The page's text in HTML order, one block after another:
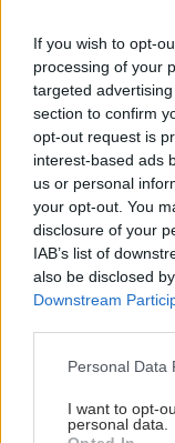
If you wish to opt-
processing of your
targeted
section to confirm
opt-out request is
interest-based ads
us or personal
your opt-out. You
disclosure of your
IAB’s list of
also be disclosed
Downstream
Please note that
not limited to your
grant or deny
Personal Data
I want to opt-
personal data.